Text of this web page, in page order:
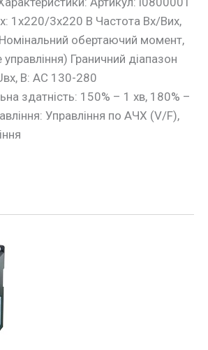
1х220/3х220 В Частота Вх/Вих,
обертаючий момент,
Граничний діапазон
В: АС 130-280
здатність: 150% – 1 хв, 180% –
Управління по АЧХ (V/F),